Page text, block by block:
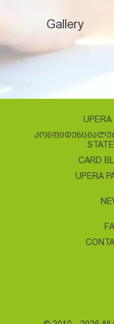
Gallery
UPERA
CARD
UPERA